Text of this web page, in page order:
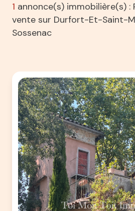
1 annonce(s) immobilière(s) :
vente sur Durfort-Et-Saint-
Sossenac